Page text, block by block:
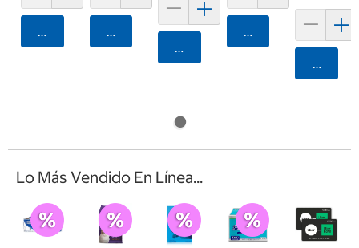
Agregar Agregar
Agregar
Agregar
Lo Más Vendido En Línea...